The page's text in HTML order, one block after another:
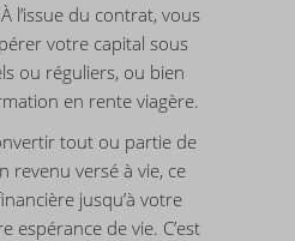
l’issue du contrat, vous
votre capital sous
ou réguliers, ou bien
en rente viagère.
tout ou partie de
revenu versé à vie, ce
jusqu’à votre
espérance de vie. C’est